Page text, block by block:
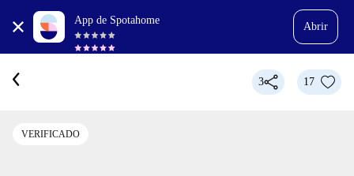
App de Spotahome
Abrir
3 17
VERIFICADO